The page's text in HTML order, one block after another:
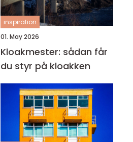
inspiration
01. May 2026
Kloakmester: sådan får
du styr på kloakken